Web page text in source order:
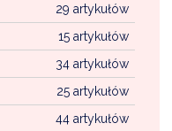
29 artykułów
15 artykułów
34 artykułów
25 artykułów
44 artykułów